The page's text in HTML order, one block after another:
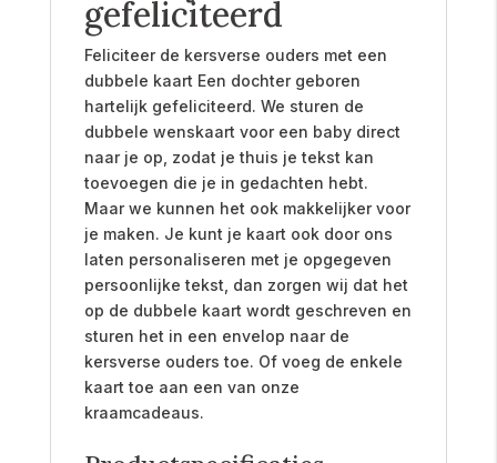
gefeliciteerd
Feliciteer de kersverse ouders met een
dubbele kaart Een dochter geboren
hartelijk gefeliciteerd. We sturen de
dubbele wenskaart voor een baby direct
naar je op, zodat je thuis je tekst kan
toevoegen die je in gedachten hebt.
Maar we kunnen het ook makkelijker voor
je maken. Je kunt je kaart ook door ons
laten personaliseren met je opgegeven
persoonlijke tekst, dan zorgen wij dat het
op de dubbele kaart wordt geschreven en
sturen het in een envelop naar de
kersverse ouders toe. Of voeg de enkele
kaart toe aan een van onze
kraamcadeaus.